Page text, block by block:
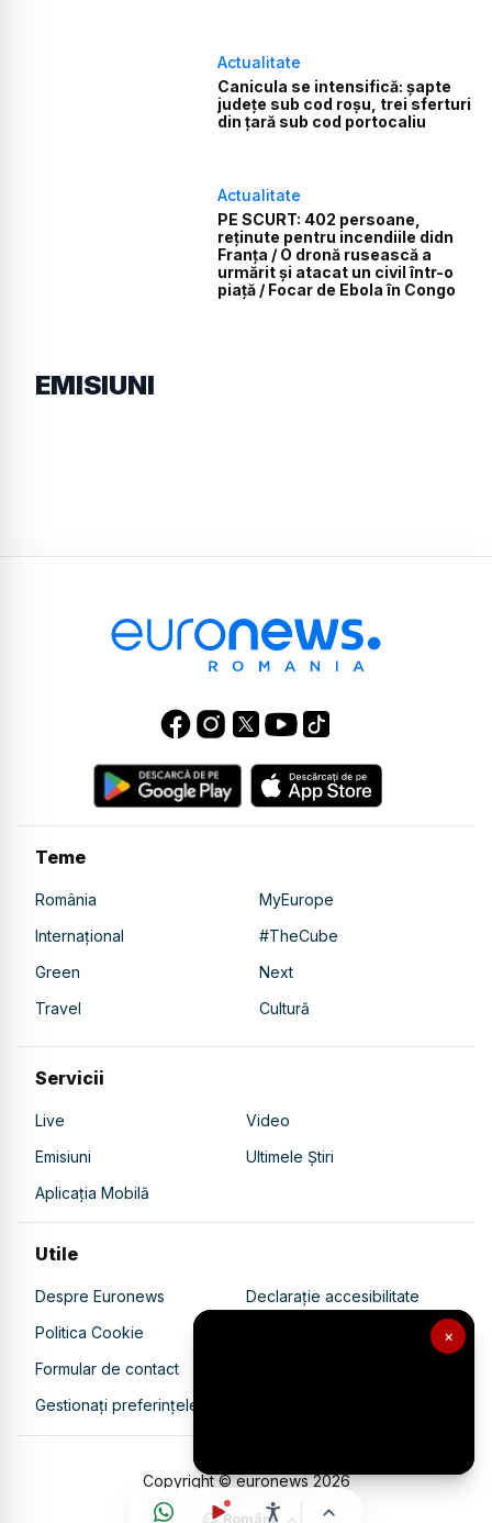
×
Actualitate
Canicula se intensifică: șapte
județe sub cod roșu, trei sferturi
din țară sub cod portocaliu
Actualitate
PE SCURT: 402 persoane,
reținute pentru incendiile didn
Franța / O dronă rusească a
urmărit și atacat un civil într-o
piață / Focar de Ebola în Congo
EMISIUNI
Teme
România
MyEurope
Internațional
#TheCube
Green
Next
Travel
Cultură
Servicii
Live
Video
Emisiuni
Ultimele Știri
Aplicația Mobilă
Utile
Despre Euronews
Declarație accesibilitate
Politica Cookie
Politica de confidențialitate
Formular de contact
Gestionați preferințele
Copyright © euronews2026
Română